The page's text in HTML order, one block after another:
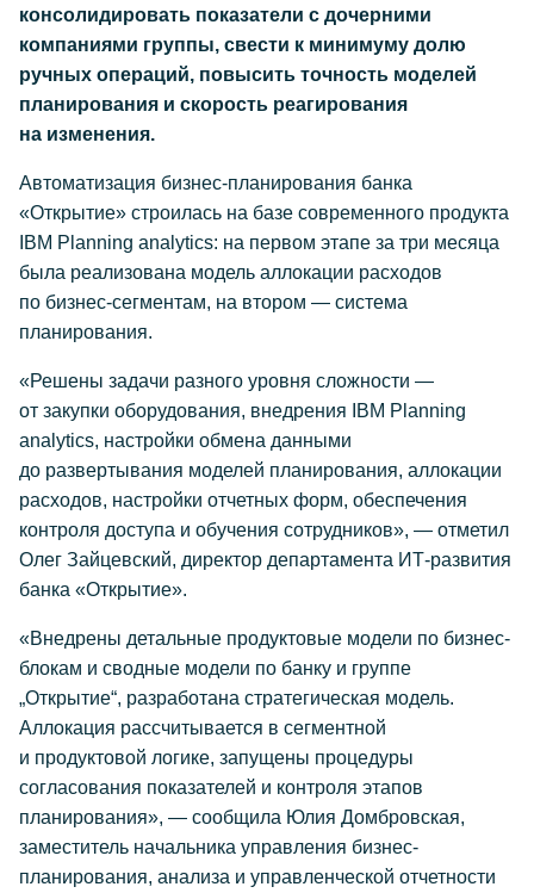
консолидировать показатели с дочерними
компаниями группы, свести к минимуму долю
ручных операций, повысить точность моделей
планирования и скорость реагирования
на изменения.
Автоматизация бизнес-планирования банка
«Открытие» строилась на базе современного продукта
IBM Planning analytics: на первом этапе за три месяца
была реализована модель аллокации расходов
по бизнес-сегментам, на втором — система
планирования.
«Решены задачи разного уровня сложности —
от закупки оборудования, внедрения IBM Planning
analytics, настройки обмена данными
до развертывания моделей планирования, аллокации
расходов, настройки отчетных форм, обеспечения
контроля доступа и обучения сотрудников», — отметил
Олег Зайцевский, директор департамента ИТ-развития
банка «Открытие».
«Внедрены детальные продуктовые модели по бизнес-
блокам и сводные модели по банку и группе
„Открытие“, разработана стратегическая модель.
Аллокация рассчитывается в сегментной
и продуктовой логике, запущены процедуры
согласования показателей и контроля этапов
планирования», — сообщила Юлия Домбровская,
заместитель начальника управления бизнес-
планирования, анализа и управленческой отчетности